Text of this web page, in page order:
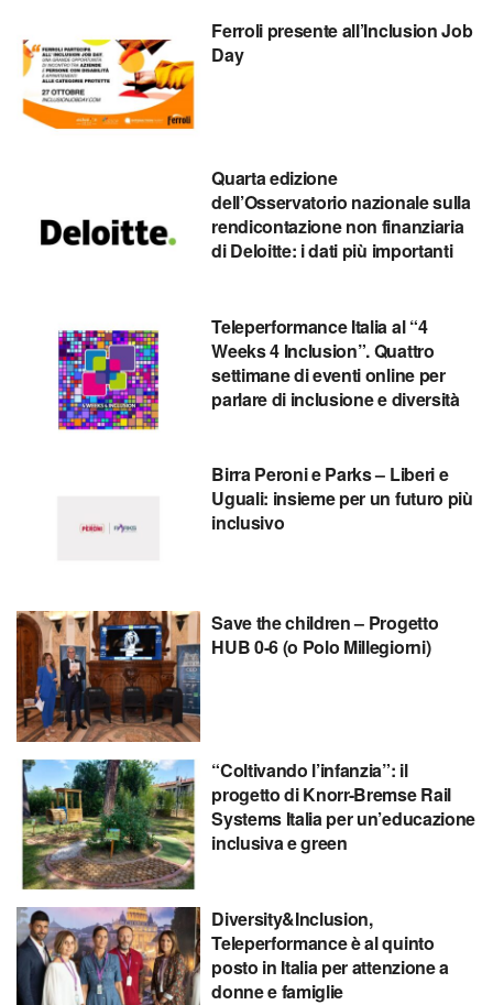
Ferroli presente all’Inclusion Job
Day
Quarta edizione
dell’Osservatorio nazionale sulla
rendicontazione non finanziaria
di Deloitte: i dati più importanti
Teleperformance Italia al “4
Weeks 4 Inclusion”. Quattro
settimane di eventi online per
parlare di inclusione e diversità
Birra Peroni e Parks – Liberi e
Uguali: insieme per un futuro più
inclusivo
Save the children – Progetto
HUB 0-6 (o Polo Millegiorni)
“Coltivando l’infanzia”: il
progetto di Knorr-Bremse Rail
Systems Italia per un’educazione
inclusiva e green
Diversity&Inclusion,
Teleperformance è al quinto
posto in Italia per attenzione a
donne e famiglie